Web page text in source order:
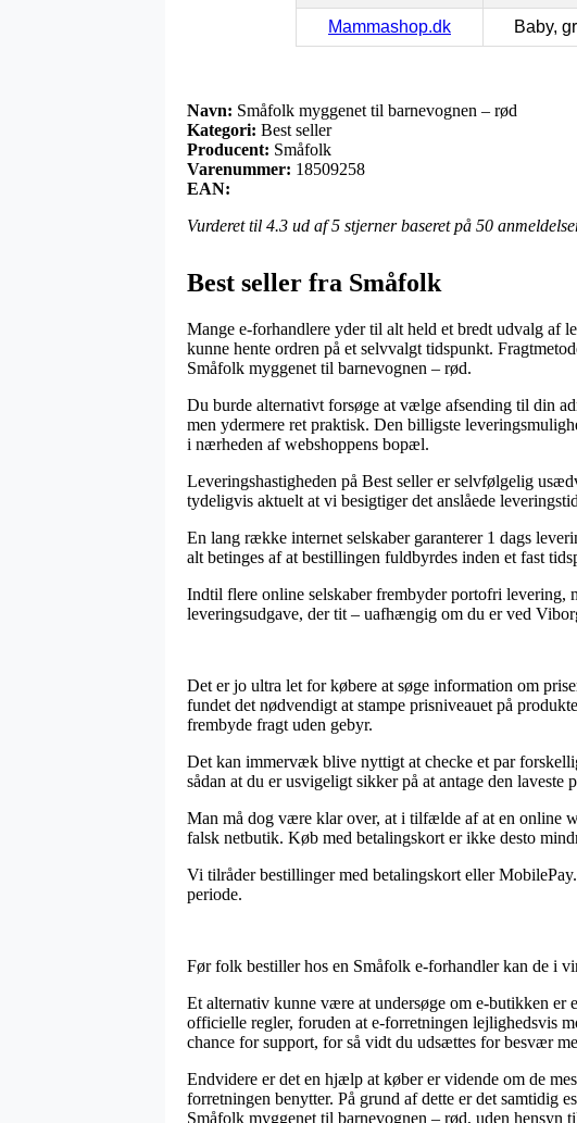
Mammashop.dk Baby,
Navn: Småfolk myggenet til barnevognen – rød
Kategori: Best seller
Producent: Småfolk
Varenummer: 18509258
EAN:
Vurderet til 4.3 ud af 5 stjerner baseret på 50
Best seller fra Småfolk
Mange e-forhandlere yder til alt held et bredt udvalg af
kunne hente ordren på et selvvalgt tidspunkt.
Småfolk myggenet til barnevognen – rød.
Du burde alternativt forsøge at vælge afsending til din
men ydermere ret praktisk. Den billigste
i nærheden af webshoppens bopæl.
Leveringshastigheden på Best seller er selvfølgelig
tydeligvis aktuelt at vi besigtiger det anslåede
En lang række internet selskaber garanterer 1 dags
alt betinges af at bestillingen fuldbyrdes inden et fast
Indtil flere online selskaber frembyder portofri levering,
leveringsudgave, der tit – uafhængig om du er ved
Det er jo ultra let for købere at søge information om
fundet det nødvendigt at stampe prisniveauet på
frembyde fragt uden gebyr.
Det kan immervæk blive nyttigt at checke et par
sådan at du er usvigeligt sikker på at antage den laveste
Man må dog være klar over, at i tilfælde af at en online
falsk netbutik. Køb med betalingskort er ikke desto
Vi tilråder bestillinger med betalingskort eller
periode.
Før folk bestiller hos en Småfolk e-forhandler kan de i
Et alternativ kunne være at undersøge om e-butikken er
officielle regler, foruden at e-forretningen lejlighedsvis
chance for support, for så vidt du udsættes for besvær
Endvidere er det en hjælp at køber er vidende om de
forretningen benytter. På grund af dette er det samtidig
Småfolk myggenet til barnevognen – rød, uden hensyn